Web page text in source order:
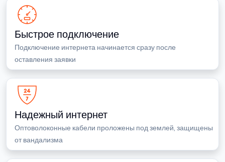
Быстрое подключение
Подключение интернета начинается сразу после
оставления заявки
Надежный интернет
Оптоволоконные кабели проложены под землей, защищены
от вандализма